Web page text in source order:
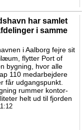
har samlet
i samme
i Aalborg fejre sit
flytter Port of
bygning, hvor alle
110 medarbejdere
får udgangspunkt.
rummer kontor-
helt ud til fjorden